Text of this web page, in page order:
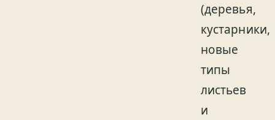
(деревья,
кустарники,
новые
типы
листьев
и